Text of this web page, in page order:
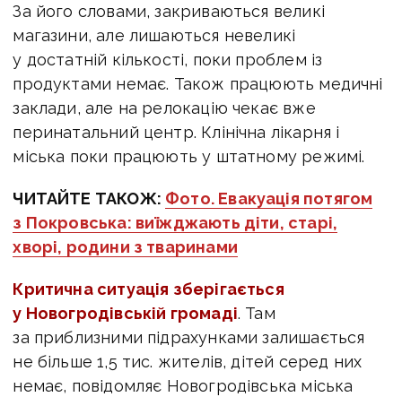
За його словами, закриваються великі
магазини, але лишаються невеликі
у достатній кількості, поки проблем із
продуктами немає. Також працюють медичні
заклади, але на релокацію чекає вже
перинатальний центр. Клінічна лікарня і
міська поки працюють у штатному режимі.
ЧИТАЙТЕ ТАКОЖ: Фото. Евакуація потягом
з Покровська: виїжджають діти, старі,
хворі, родини з тваринами
Критична ситуація зберігається
у Новогродівській громаді. Там
за приблизними підрахунками залишається
не більше 1,5 тис. жителів, дітей серед них
немає, повідомляє Новогродівська міська